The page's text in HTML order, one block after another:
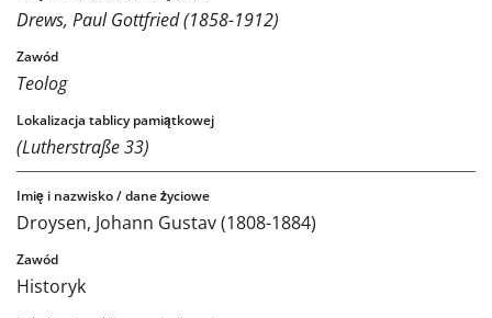
Drews, Paul Gottfried (1858-1912)
Teolog
(Lutherstraße 33)
Droysen, Johann Gustav (1808-1884)
Historyk